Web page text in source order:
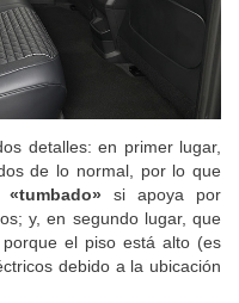
detalles: en primer lugar,
de lo normal, por lo que
si apoya por
y, en segundo lugar, que
el piso está alto (es
debido a la ubicación